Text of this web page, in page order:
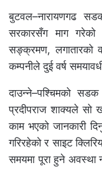
बुटवल–नारायणगढ
सरकारसँग माग गरेको
सङ्क्रमण, लगातारको
कम्पनीले दुई वर्ष
दाउन्ने–पश्चिमको
प्रदीपराज शाक्यले सो
काम भएको जानकारी
गरिरहेको र साइट
समयमा पूरा हुने अवस्था